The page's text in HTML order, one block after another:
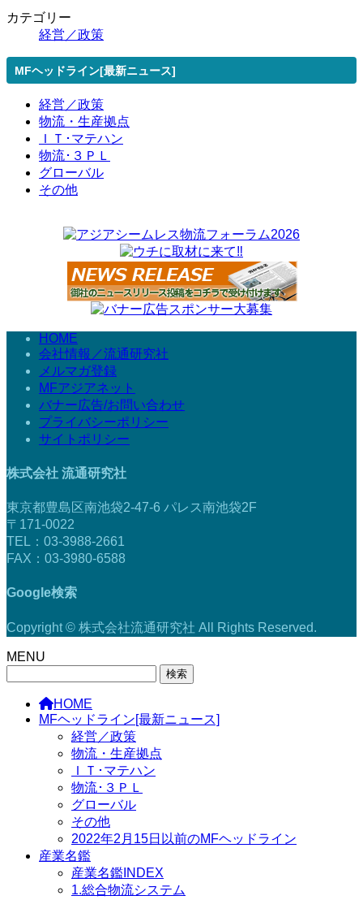
カテゴリー
経営／政策
MFヘッドライン[最新ニュース]
経営／政策
物流・生産拠点
ＩＴ･マテハン
物流･３ＰＬ
グローバル
その他
HOME
会社情報／流通研究社
メルマガ登録
MFアジアネット
バナー広告/お問い合わせ
プライバシーポリシー
サイトポリシー
株式会社 流通研究社
東京都豊島区南池袋2-47-6 パレス南池袋2F
〒171-0022
TEL：03-3988-2661
FAX：03-3980-6588
Google検索
Copyright © 株式会社流通研究社 All Rights Reserved.
MENU
HOME
MFヘッドライン[最新ニュース]
経営／政策
物流・生産拠点
ＩＴ･マテハン
物流･３ＰＬ
グローバル
その他
2022年2月15日以前のMFヘッドライン
産業名鑑
産業名鑑INDEX
1.総合物流システム